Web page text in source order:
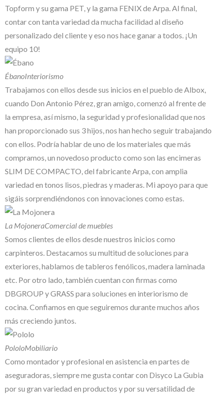
Topform y su gama PET, y la gama FENIX de Arpa. Al final,
contar con tanta variedad da mucha facilidad al diseño
personalizado del cliente y eso nos hace ganar a todos. ¡Un
equipo 10!
ÉbanoInteriorismo
Trabajamos con ellos desde sus inicios en el pueblo de Albox,
cuando Don Antonio Pérez, gran amigo, comenzó al frente de
la empresa, así mismo, la seguridad y profesionalidad que nos
han proporcionado sus 3 hijos, nos han hecho seguir trabajando
con ellos. Podría hablar de uno de los materiales que más
compramos, un novedoso producto como son las encimeras
SLIM DE COMPACTO, del fabricante Arpa, con amplia
variedad en tonos lisos, piedras y maderas. Mi apoyo para que
sigáis sorprendiéndonos con innovaciones como estas.
La MojoneraComercial de muebles
Somos clientes de ellos desde nuestros inicios como
carpinteros. Destacamos su multitud de soluciones para
exteriores, hablamos de tableros fenólicos, madera laminada
etc. Por otro lado, también cuentan con firmas como
DBGROUP y GRASS para soluciones en interiorismo de
cocina. Confiamos en que seguiremos durante muchos años
más creciendo juntos.
PololoMobiliario
Como montador y profesional en asistencia en partes de
aseguradoras, siempre me gusta contar con Disyco La Gubia
por su gran variedad en productos y por su versatilidad de